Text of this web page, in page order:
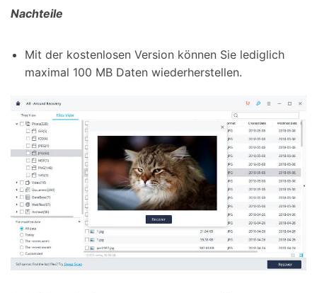
Nachteile
Mit der kostenlosen Version können Sie lediglich
maximal 100 MB Daten wiederherstellen.